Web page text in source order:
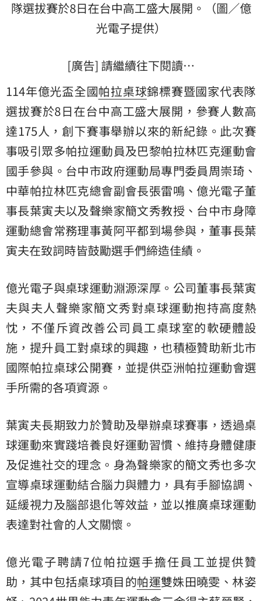
隊選拔賽於8日在台中高工盛大展開。（圖／億
光電子提供）
[廣告] 請繼續往下閱讀…
114年億光盃全國帕拉桌球錦標賽暨國家代表隊
選拔賽於8日在台中高工盛大展開，參賽人數高
達175人，創下賽事舉辦以來的新紀錄。此次賽
事吸引眾多帕拉運動員及巴黎帕拉林匹克運動會
國手參與。台中市政府運動局專門委員周崇琦、
中華帕拉林匹克總會副會長張雷鳴、億光電子董
事長葉寅夫以及聲樂家簡文秀教授、台中市身障
運動總會常務理事黃阿平都到場參與，董事長葉
寅夫在致詞時皆鼓勵選手們締造佳績。
億光電子與桌球運動淵源深厚。公司董事長葉寅
夫與夫人聲樂家簡文秀對桌球運動抱持高度熱
忱，不僅斥資改善公司員工桌球室的軟硬體設
施，提升員工對桌球的興趣，也積極贊助新北市
國際帕拉桌球公開賽，並提供亞洲帕拉運動會選
手所需的各項資源。
葉寅夫長期致力於贊助及舉辦桌球賽事，透過桌
球運動來實踐培養良好運動習慣、維持身體健康
及促進社交的理念。身為聲樂家的簡文秀也多次
宣導桌球運動結合腦力與體力，具有手腳協調、
延緩視力及腦部退化等效益，並以推廣桌球運動
表達對社會的人文關懷。
億光電子聘請7位帕拉選手擔任員工並提供贊
助，其中包括桌球項目的帕運雙姝田曉雯、林姿